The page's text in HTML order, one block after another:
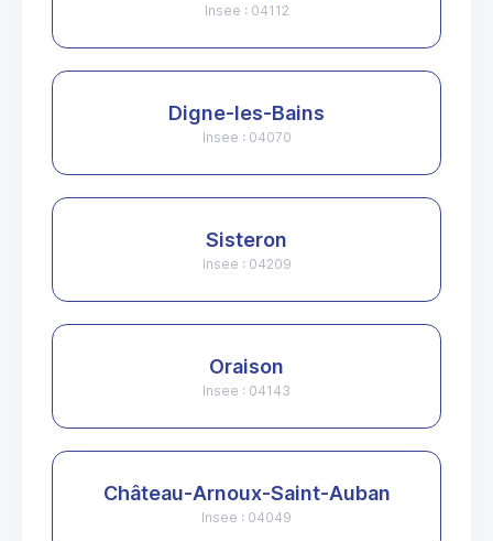
Insee : 04112
Digne-les-Bains
Insee : 04070
Sisteron
Insee : 04209
Oraison
Insee : 04143
Château-Arnoux-Saint-Auban
Insee : 04049